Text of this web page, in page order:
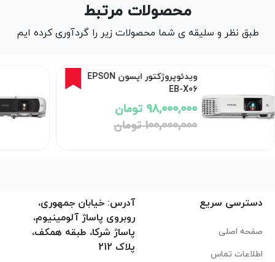
محصولات مرتبط
طبق نظر و سلیقه ی شما محصولات زیر را گردآوری کرده ایم
ویدئوپروژکتور اپسون EPSON
EB-X06
98,000,000 تومان
100,000,000 تومان
دسترسی سریع
صفحه اصلی
اطلاعات تماس
آدرس: خیابان جمهوری،
روبروی پاساژ آلومینیوم،
پاساژ شرکا، طبقه همکف،
پلاک 212